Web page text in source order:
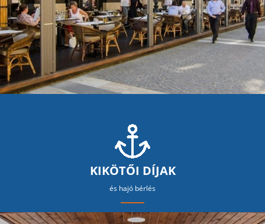
KIKÖTŐI DÍJAK
és hajó bérlés